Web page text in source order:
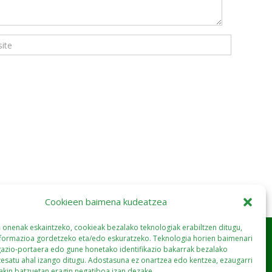
Cookieen baimena kudeatzea
onenak eskaintzeko, cookieak bezalako teknologiak erabiltzen ditugu,
gordetzeko eta/edo eskuratzeko. Teknologia horien baimenari
portaera edo gune honetako identifikazio bakarrak bezalako
ahal izango ditugu. Adostasuna ez onartzea edo kentzea, ezaugarri